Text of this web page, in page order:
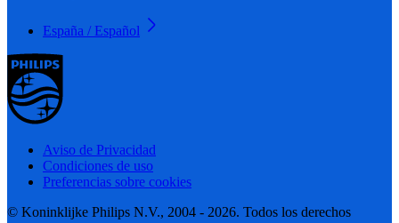
España / Español
Aviso de Privacidad
Condiciones de uso
Preferencias sobre cookies
© Koninklijke Philips N.V., 2004 - 2026. Todos los derechos